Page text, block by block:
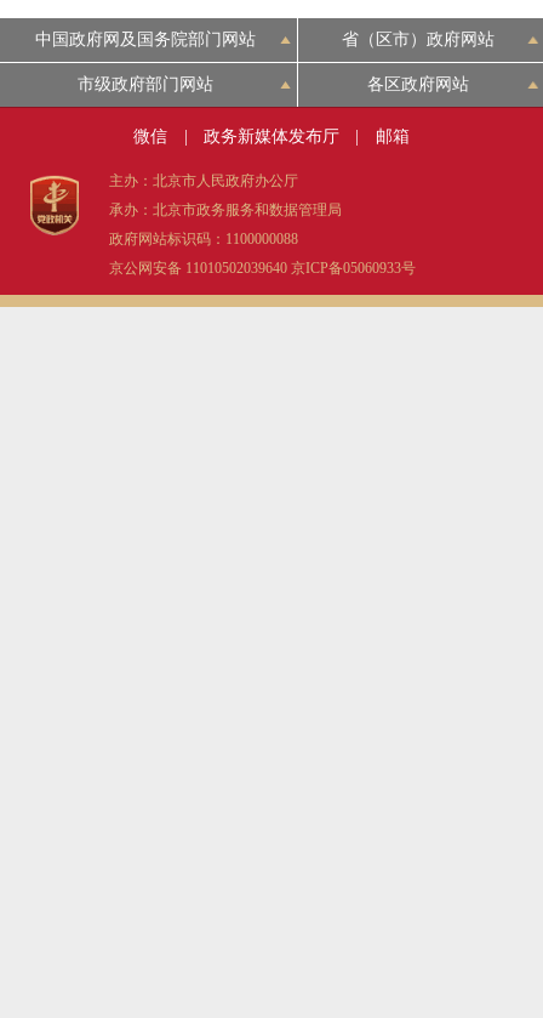
中国政府网及国务院部门网站 省（区市）政府网站
市级政府部门网站 各区政府网站
微信 政务新媒体发布厅 邮箱
主办：北京市人民政府办公厅
承办：北京市政务服务和数据管理局
政府网站标识码：1100000088
京公网安备 11010502039640 京ICP备05060933号